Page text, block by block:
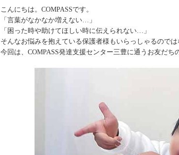
こんにちは。COMPASSです。
「言葉がなかなか増えない…」
「困った時や助けてほしい時に伝えられない…」
そんなお悩みを抱えている保護者様もいらっしゃるのでは
今回は、COMPASS発達支援センター三豊に通うお友だち